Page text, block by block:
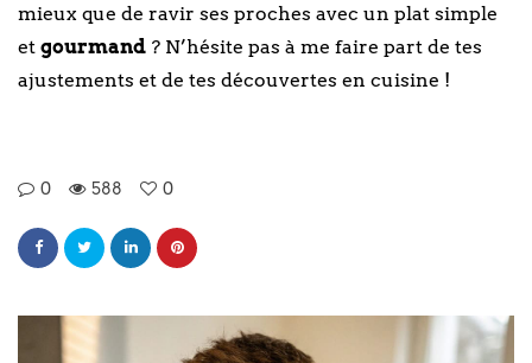
mieux que de ravir ses proches avec un plat simple
et gourmand ? N’hésite pas à me faire part de tes
ajustements et de tes découvertes en cuisine !
0 588 0